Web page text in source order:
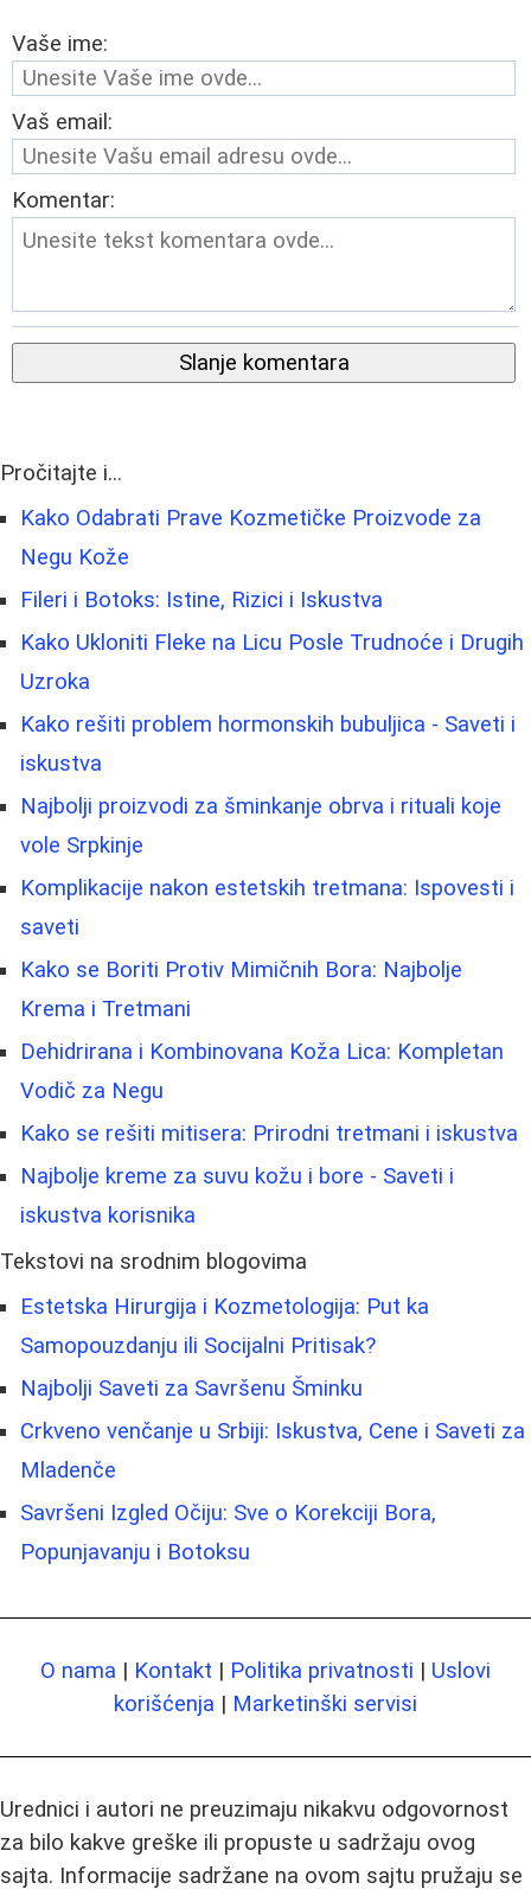
Vaše ime:
Vaš email:
Komentar:
Slanje komentara
Pročitajte i...
Kako Odabrati Prave Kozmetičke Proizvode za
Negu Kože
Fileri i Botoks: Istine, Rizici i Iskustva
Kako Ukloniti Fleke na Licu Posle Trudnoće i Drugih
Uzroka
Kako rešiti problem hormonskih bubuljica - Saveti i
iskustva
Najbolji proizvodi za šminkanje obrva i rituali koje
vole Srpkinje
Komplikacije nakon estetskih tretmana: Ispovesti i
saveti
Kako se Boriti Protiv Mimičnih Bora: Najbolje
Krema i Tretmani
Dehidrirana i Kombinovana Koža Lica: Kompletan
Vodič za Negu
Kako se rešiti mitisera: Prirodni tretmani i iskustva
Najbolje kreme za suvu kožu i bore - Saveti i
iskustva korisnika
Tekstovi na srodnim blogovima
Estetska Hirurgija i Kozmetologija: Put ka
Samopouzdanju ili Socijalni Pritisak?
Najbolji Saveti za Savršenu Šminku
Crkveno venčanje u Srbiji: Iskustva, Cene i Saveti za
Mladenče
Savršeni Izgled Očiju: Sve o Korekciji Bora,
Popunjavanju i Botoksu
O nama | Kontakt | Politika privatnosti | Uslovi
korišćenja | Marketinški servisi
Urednici i autori ne preuzimaju nikakvu odgovornost
za bilo kakve greške ili propuste u sadržaju ovog
sajta. Informacije sadržane na ovom sajtu pružaju se